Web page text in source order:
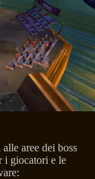
aree dei boss
i giocatori e le